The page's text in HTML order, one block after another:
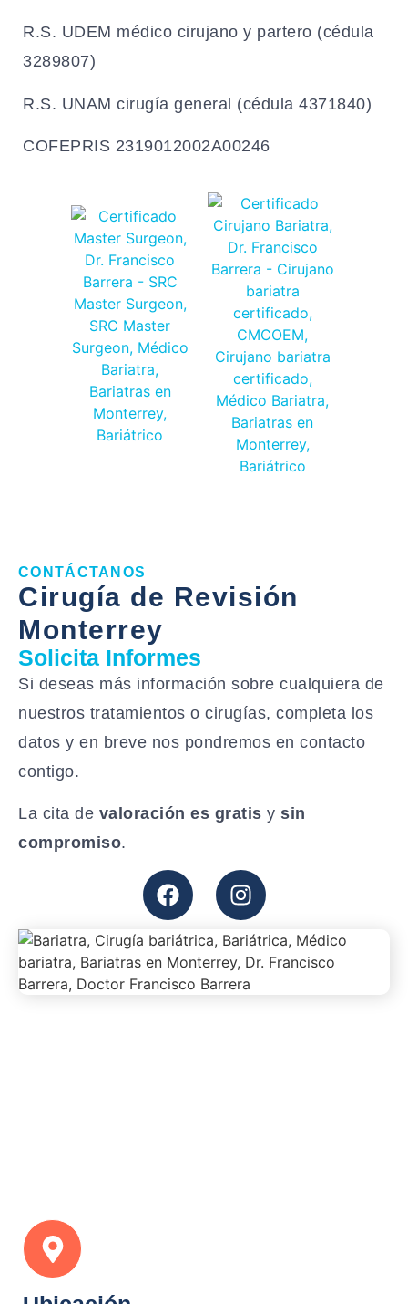
R.S. UDEM médico cirujano y partero (cédula
3289807)
R.S. UNAM cirugía general (cédula 4371840)
COFEPRIS 2319012002A00246
CONTÁCTANOS
Cirugía de Revisión
Monterrey
Solicita Informes
Si deseas más información sobre cualquiera de
nuestros tratamientos o cirugías, completa los
datos y en breve nos pondremos en contacto
contigo.
La cita de valoración es gratis y sin
compromiso.